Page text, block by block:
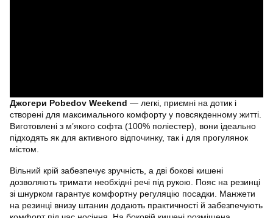
Джогери Pobedov Weekend — легкі, приємні на дотик і
створені для максимального комфорту у повсякденному житті.
Виготовлені з м’якого софта (100% поліестер), вони ідеально
підходять як для активного відпочинку, так і для прогулянок
містом.
Вільний крій забезпечує зручність, а дві бокові кишені
дозволяють тримати необхідні речі під рукою. Пояс на резинці
зі шнурком гарантує комфортну регуляцію посадки. Манжети
на резинці внизу штанин додають практичності й забезпечують